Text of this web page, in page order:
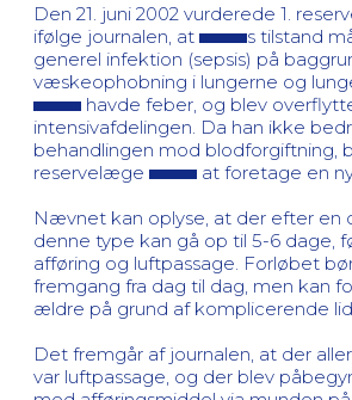
Den 21. juni 2002 vurderede 1.
ifølge journalen, at
s tilstand
generel infektion (sepsis) på
væskeophobning i lungerne og
havde feber, og blev
intensivafdelingen. Da han ikke
behandlingen mod blodforgiftning,
reservelæge
at foretage en
Nævnet kan oplyse, at der efter en
denne type kan gå op til 5-6 dage,
afføring og luftpassage. Forløbet
fremgang fra dag til dag, men kan
ældre på grund af komplicerende
Det fremgår af journalen, at der
var luftpassage, og der blev